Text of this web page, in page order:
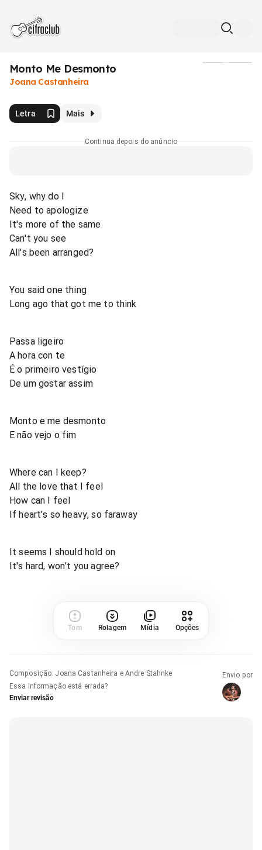
Monto Me Desmonto
Joana Castanheira
Letra Mais
Continua depois do anúncio
Sky, why do I
Need to apologize
It's more of the same
Can't you see
All's been arranged?
You said one thing
Long ago that got me to think
Passa ligeiro
A hora con te
É o primeiro vestígio
De um gostar assim
Monto e me desmonto
E não vejo o fim
Where can I keep?
All the love that I feel
How can I feel
If heart’s so heavy, so faraway
It seems I should hold on
It's hard, won’t you agree?
Tom Rolagem Mídia Opções
Composição: Joana Castanheira e Andre Stahnke
Essa informação está errada?
Enviar revisão
Envio por